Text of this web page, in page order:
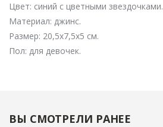
Цвет: синий с цветными звездочками.
Материал: джинс.
Размер: 20,5х7,5х5 см.
Пол: для девочек.
ВЫ СМОТРЕЛИ РАНЕЕ